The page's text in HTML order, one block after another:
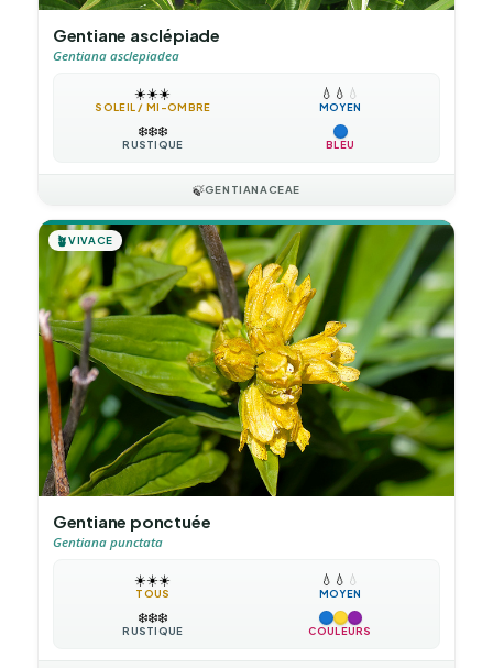
Gentiane asclépiade
Gentiana asclepiadea
☀️☀️☀️
SOLEIL / MI-OMBRE
💧 💧 💧
MOYEN
❄️❄️❄️
RUSTIQUE BLEU
🍃GENTIANACEAE
🪴VIVACE
Gentiane ponctuée
Gentiana punctata
☀️☀️☀️
TOUS
💧 💧 💧
MOYEN
❄️❄️❄️
RUSTIQUE COULEURS